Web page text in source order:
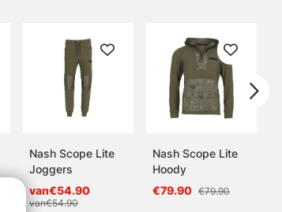
Nash Scope Lite
Joggers
van€54.90
van€54.90
Nash Scope Lite
Hoody
€79.90 €79.90